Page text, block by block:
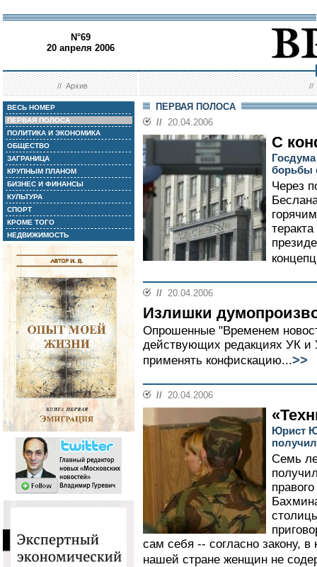
N°69
20 апреля 2006
//Архив //
ВЕСЬ НОМЕР
ПЕРВАЯ ПОЛОСА
ПОЛИТИКА И ЭКОНОМИКА
ОБЩЕСТВО
ЗАГРАНИЦА
КРУПНЫМ ПЛАНОМ
БИЗНЕС И ФИНАНСЫ
КУЛЬТУРА
СПОРТ
КРОМЕ ТОГО
НЕДВИЖИМОСТЬ
ПЕРВАЯ ПОЛОСА
// 20.04.2006
С
борьбы
Через
// 20.04.2006
Излишки
Опрошенные "Временем
действующих редакциях УК
применять конфискацию...>>
// 20.04.2006
Юрист
Семь
сам себя -- согласно закону, в
нашей стране женщин не